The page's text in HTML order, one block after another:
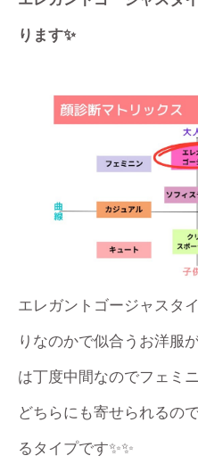
ります✨
エレガントゴージャスタ
りなのかで似合うお洋服
は丁度中間なのでフェミ
どちらにも寄せられるの
るタイプです✨✨